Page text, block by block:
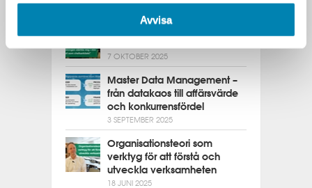
Avvisa
26 JANUARI 2026
7 OKTOBER 2025
Master Data Management –
från datakaos till affärsvärde
och konkurrensfördel
3 SEPTEMBER 2025
Organisationsteori som
verktyg för att förstå och
utveckla verksamheten
18 JUNI 2025